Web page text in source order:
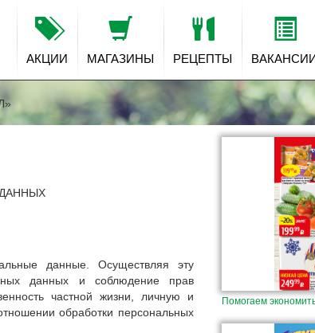
АКЦИИ МАГАЗИНЫ РЕЦЕПТЫ
данные. Осуществляя эту
данных и соблюдение прав
частной жизни, личную и
обработки персональных
Помогаем